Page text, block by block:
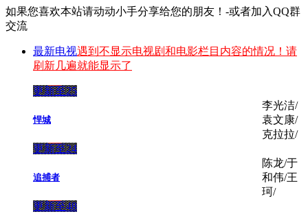
如果您喜欢本站请动动小手分享给您的朋友！-或者加入QQ群
交流
最新电视遇到不显示电视剧和电影栏目内容的情况！请
刷新几遍就能显示了
更新至25
悍城
李光洁/
袁文康/
克拉拉/
更新至24
追捕者
陈龙/于
和伟/王
珂/
更新至48